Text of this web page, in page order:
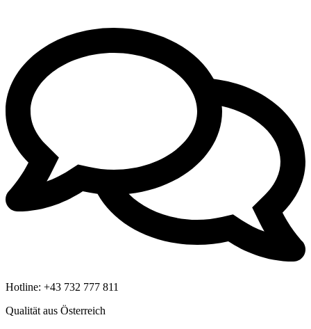
Hotline: +43 732 777 811
Qualität aus Österreich